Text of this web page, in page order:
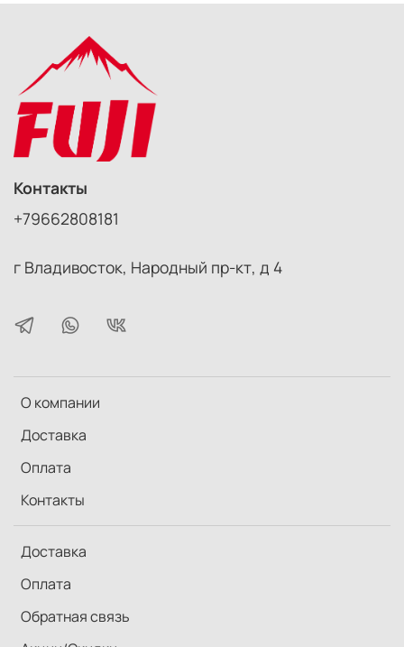
О компании
Доставка
Оплата
Контакты
Доставка
Оплата
Обратная связь
Контакты
+79662808181
г Владивосток, Народный пр-кт, д 4